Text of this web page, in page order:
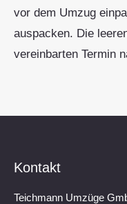
vor dem Umzug
auspacken. Die
vereinbarten Termin
Kontakt
Teichmann Umzüge